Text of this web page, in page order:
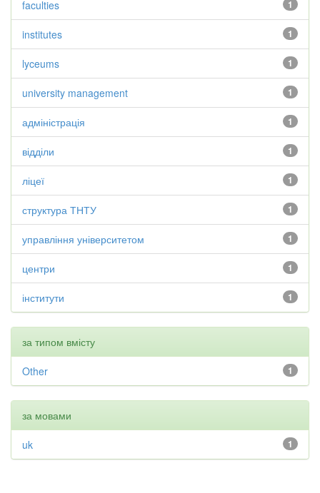
1
faculties
1
institutes
1
lyceums
1
university management
1
адміністрація
1
відділи
1
ліцеї
1
структура ТНТУ
1
управління університетом
1
центри
1
інститути
за типом вмісту
1
Other
за мовами
1
uk